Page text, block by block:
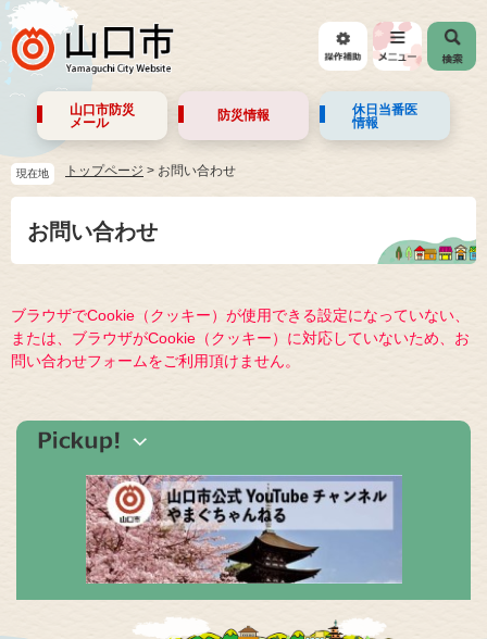
山口市防災
メール
防災情報
休日当番医
情報
現在地 トップページ > お問い合わせ
お問い合わせ
ブラウザでCookie（クッキー）が使用できる設定になっていない、
または、ブラウザがCookie（クッキー）に対応していないため、お
問い合わせフォームをご利用頂けません。